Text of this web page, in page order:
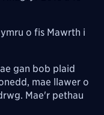
o fis Mawrth i
gan bob plaid
mae llawer o
Mae'r pethau